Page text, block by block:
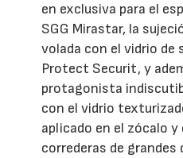
en exclusiva para el
SGG Mirastar, la
volada con el vidrio de
Protect Securit, y
protagonista
con el vidrio
aplicado en el zócalo
correderas de grandes